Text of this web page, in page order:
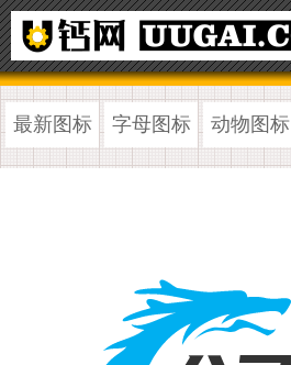
最新图标 字母图标 动物图标